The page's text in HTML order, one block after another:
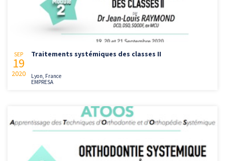
SEP
19
2020
Traitements systémiques des classes II
Lyon, France
EMPRESA